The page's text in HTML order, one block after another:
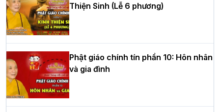
HT.Thích Thọ Lạc được suy cử làm tân
Trưởng BTS GHPGVN tỉnh Nghệ An
Hòa thượng Thích Quảng Tùng tái đắc
cử Trưởng BTS GHPGVN thành phố Hải
Phòng nhiệm kỳ 2026 – 2031
Thiện Sinh (Lễ 6 phương)
Phật giáo chính tín phần 10: Hôn nhân
và gia đình